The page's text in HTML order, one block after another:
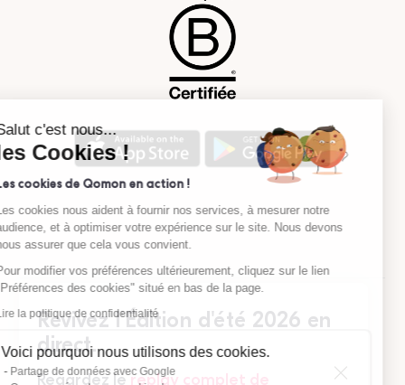
Revivez l'Édition d'été 2026 en
direct.
Regardez lereplay complet de
Mentions légales
Politique de confidentialité
Cookies
Exercice des droits
Copyrights © 2026 Qomon
Salut c'est nous...
les Cookies !
Les cookies de Qomon en action !
Les cookies nous aident à fournir nos services, à mesurer notre
audience, et à optimiser votre expérience sur le site. Nous devons
nous assurer que cela vous convient.
Pour modifier vos préférences ultérieurement, cliquez sur le lien
"Préférences des cookies" situé en bas de la page.
Lire la politique de confidentialité
Voici pourquoi nous utilisons des cookies.
Partage de données avec Google